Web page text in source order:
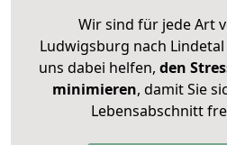
Wir sind für jede Art
Ludwigsburg nach
uns dabei helfen, den
minimieren, damit Sie
Lebensabschnitt